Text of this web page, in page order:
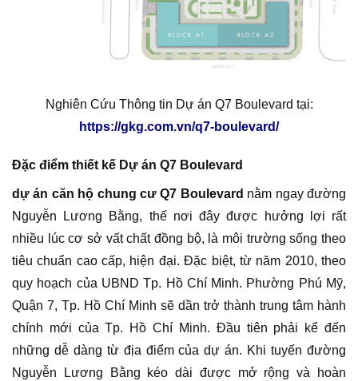
Nghiên Cứu Thông tin Dự án Q7 Boulevard tại:
https://gkg.com.vn/q7-boulevard/
Đặc điểm thiết kế Dự án Q7 Boulevard
dự án căn hộ chung cư Q7 Boulevard nằm ngay đường
Nguyễn Lương Bằng, thế nơi đây được hưởng lợi rất
nhiều lúc cơ sở vất chất đồng bộ, là môi trường sống theo
tiêu chuẩn cao cấp, hiện đại. Đặc biệt, từ năm 2010, theo
quy hoạch của UBND Tp. Hồ Chí Minh. Phường Phú Mỹ,
Quận 7, Tp. Hồ Chí Minh sẽ dần trở thành trung tâm hành
chính mới của Tp. Hồ Chí Minh. Đầu tiên phải kể đến
những dễ dàng từ địa điểm của dự án. Khi tuyến đường
Nguyễn Lương Bằng kéo dài được mở rộng và hoàn